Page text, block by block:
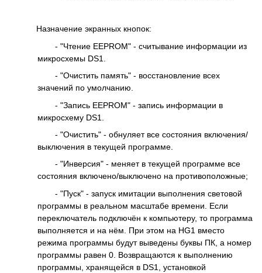
Назначение экранных кнопок:
- "Чтение EEPROM" - считывание информации из
микросхемы DS1.
- "Очистить память" - восстановление всех
значений по умолчанию.
- "Запись EEPROM" - запись информации в
микросхему DS1.
- "Очистить" - обнуляет все состояния включения/
выключения в текущей программе.
- "Инверсия" - меняет в текущей программе все
состояния включено/выключено на противоположные;
- "Пуск" - запуск имитации выполнения световой
программы в реальном масштабе времени. Если
переключатель подключён к компьютеру, то программа
выполняется и на нём. При этом на HG1 вместо
режима программы будут выведены буквы ПК, а номер
программы равен 0. Возвращаются к выполнению
программы, хранящейся в DS1, установкой